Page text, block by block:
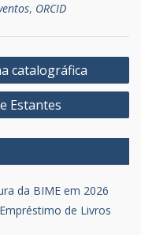
, ORCID
catalográfica
Estantes
da BIME em 2026
de Livros